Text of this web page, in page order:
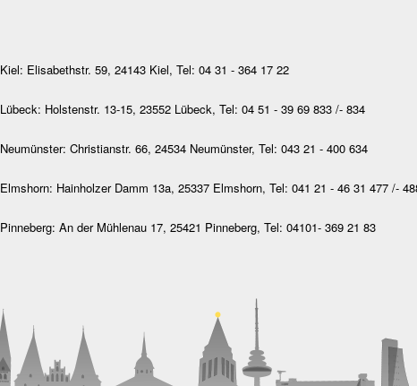
Kiel: Elisabethstr. 59, 24143 Kiel, Tel: 04 31 - 364 17 22
Lübeck: Holstenstr. 13-15, 23552 Lübeck, Tel: 04 51 - 39 69 833 /- 834
Neumünster: Christianstr. 66, 24534 Neumünster, Tel: 043 21 - 400 634
Elmshorn: Hainholzer Damm 13a, 25337 Elmshorn, Tel: 041 21 - 46 31 477 /-
Pinneberg: An der Mühlenau 17, 25421 Pinneberg, Tel: 04101- 369 21 83